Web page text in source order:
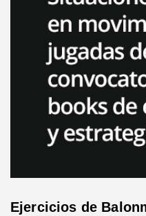
Ejercicios de